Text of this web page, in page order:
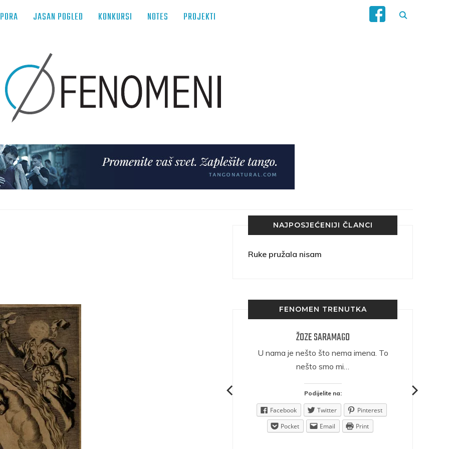
JASAN POGLED KONKURSI NOTES PROJEKTI
NAJPOSJEĆENIJI ČLANCI
Ruke pružala nisam
FENOMEN TRENUTKA
ŽOZE SARAMAGO
U nama je nešto što nema imena. To
nešto smo mi…
Podijelite na:
Facebook Twitter
Pinterest
Pocket
Email Print
JESENJIN
navikli na življenje pod
navikli smo da užižemo
ikonama, ali ne i pred
čovjekom.
Podijelite na:
Twitter
Pinterest